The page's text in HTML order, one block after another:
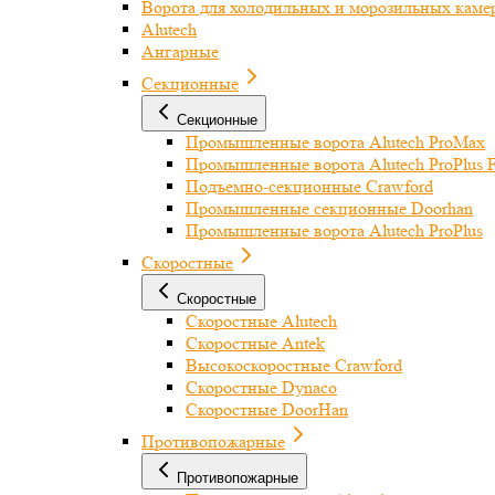
Ворота для холодильных и морозильных
Alutech
Ангарные
Секционные
Секционные
Промышленные ворота Alutech ProMax
Промышленные ворота Alutech ProPlus
Подъемно-секционные Crawford
Промышленные секционные Doorhan
Промышленные ворота Alutech ProPlus
Скоростные
Скоростные
Скоростные Alutech
Скоростные Antek
Высокоскоростные Crawford
Скоростные Dynaco
Скоростные DoorHan
Противопожарные
Противопожарные